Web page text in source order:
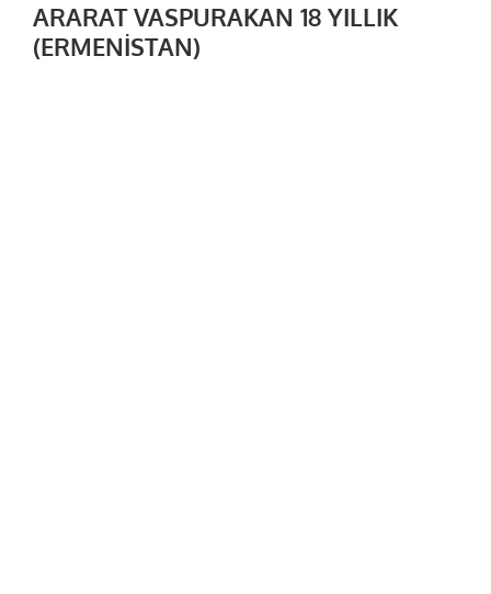
ARARAT VASPURAKAN 18 YILLIK
(ERMENİSTAN)